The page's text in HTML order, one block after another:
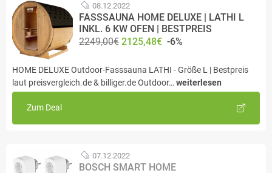
08.12.2022
FASSSAUNA HOME DELUXE | LATHI L
INKL. 6 KW OFEN | BESTPREIS
2249,00€ 2125,48€ -6%
HOME DELUXE Outdoor-Fasssauna LATHI - Größe L | Bestpreis
laut preisvergleich.de & billiger.de Outdoor… weiterlesen
Zum Deal
07.12.2022
BOSCH SMART HOME